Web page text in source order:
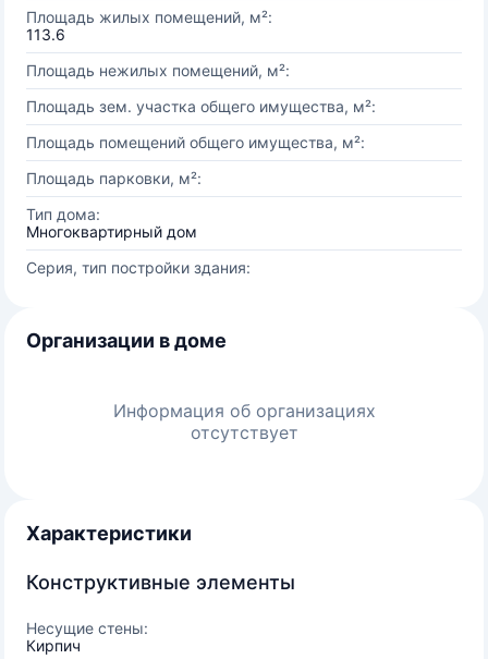
Площадь жилых помещений, м²:
113.6
Площадь нежилых помещений, м²:
Площадь зем. участка общего имущества, м²:
Площадь помещений общего имущества, м²:
Площадь парковки, м²:
Тип дома:
Многоквартирный дом
Серия, тип постройки здания:
Организации в доме
Информация об организациях
отсутствует
Характеристики
Конструктивные элементы
Несущие стены:
Кирпич